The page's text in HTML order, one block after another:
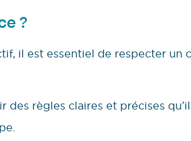
?
il est essentiel de respecter un
des règles claires et précises